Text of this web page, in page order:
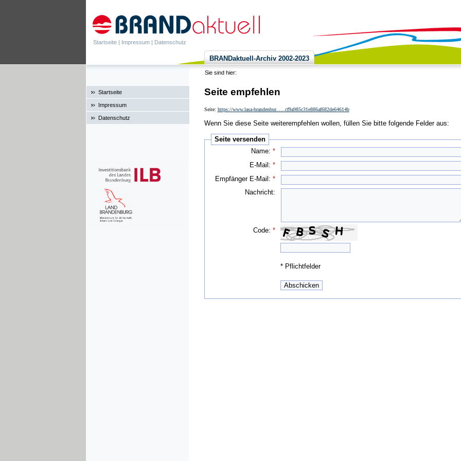
Startseite | Impressum | Datenschutz
BRANDaktuell-Archiv 2002-2023
Sie sind hier:
Startseite
Impressum
Datenschutz
Seite empfehlen
Seite: https://www.lasa-brandenbur......cf9a985c31e886af682de64614b
Wenn Sie diese Seite weiterempfehlen wollen, füllen Sie bitte folgende Felder aus:
Seite versenden
Name:*
E-Mail:*
Empfänger E-Mail:*
Nachricht:
Code:*
* Pflichtfelder